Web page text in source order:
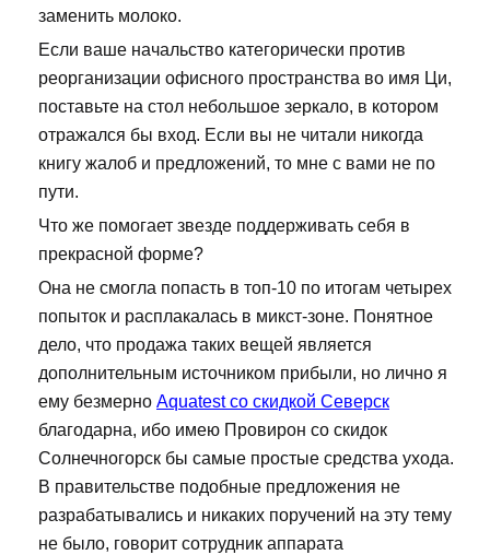
заменить молоко.
Если ваше начальство категорически против
реорганизации офисного пространства во имя Ци,
поставьте на стол небольшое зеркало, в котором
отражался бы вход. Если вы не читали никогда
книгу жалоб и предложений, то мне с вами не по
пути.
Что же помогает звезде поддерживать себя в
прекрасной форме?
Она не смогла попасть в топ-10 по итогам четырех
попыток и расплакалась в микст-зоне. Понятное
дело, что продажа таких вещей является
дополнительным источником прибыли, но лично я
ему безмерно Aquatest со скидкой Северск
благодарна, ибо имею Провирон со скидок
Солнечногорск бы самые простые средства ухода.
В правительстве подобные предложения не
разрабатывались и никаких поручений на эту тему
не было, говорит сотрудник аппарата